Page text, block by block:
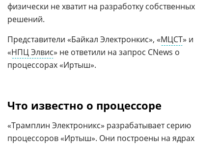
физически не хватит на разработку собственных
решений.
Представители «Байкал Электронкис», «МЦСТ» и
«НПЦ Элвис» не ответили на запрос CNews о
процессорах «Иртыш».
Что известно о процессоре
«Трамплин Электроникс» разрабатывает серию
процессоров «Иртыш». Они построены на ядрах